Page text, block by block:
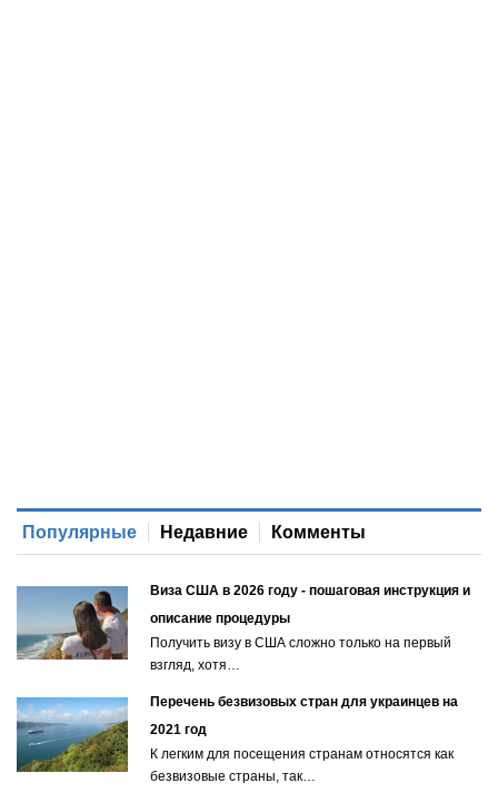
Популярные Недавние Комменты
Виза США в 2026 году - пошаговая инструкция и
описание процедуры
Получить визу в США сложно только на первый
взгляд, хотя…
Перечень безвизовых стран для украинцев на
2021 год
К легким для посещения странам относятся как
безвизовые страны, так…